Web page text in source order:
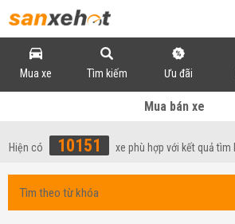
Mua xe Tìm kiếm Ưu đãi
Mua bán xe
Hiện có 10151 xe phù hợp với kết quả tìm